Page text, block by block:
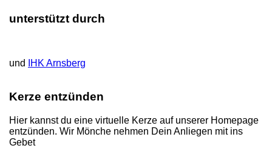
unterstützt durch
und IHK Arnsberg
Kerze entzünden
Hier kannst du eine virtuelle Kerze auf unserer Homepage
entzünden. Wir Mönche nehmen Dein Anliegen mit ins
Gebet